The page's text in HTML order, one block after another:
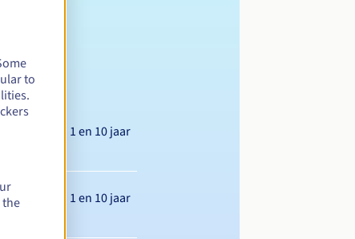
Tussen 1 en 10 jaar
Tussen 1 en 10 jaar
to
the